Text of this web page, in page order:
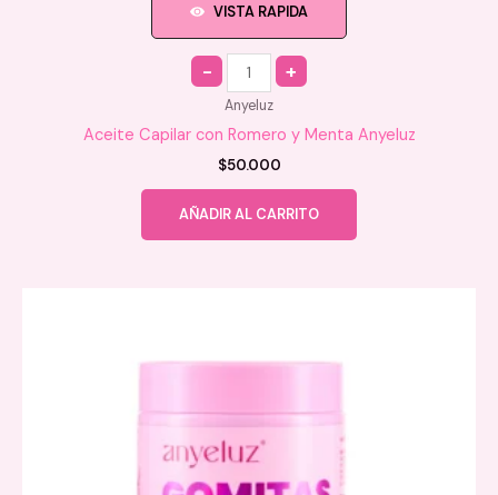
VISTA RAPIDA
Quantity
Anyeluz
Aceite Capilar con Romero y Menta Anyeluz
$50.000
AÑADIR AL CARRITO